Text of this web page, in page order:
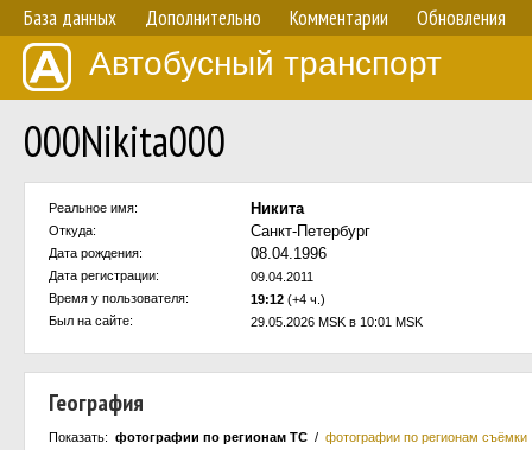
База данных Дополнительно Комментарии Обновления
Автобусный транспорт
000Nikita000
Реальное имя: Никита
Откуда: Санкт-Петербург
Дата рождения: 08.04.1996
Дата регистрации:
09.04.2011
Время у пользователя:
19:12 (+4 ч.)
Был на сайте:
29.05.2026 MSK в 10:01 MSK
География
Показать: фотографии по регионам ТС / фотографии по регионам съёмки